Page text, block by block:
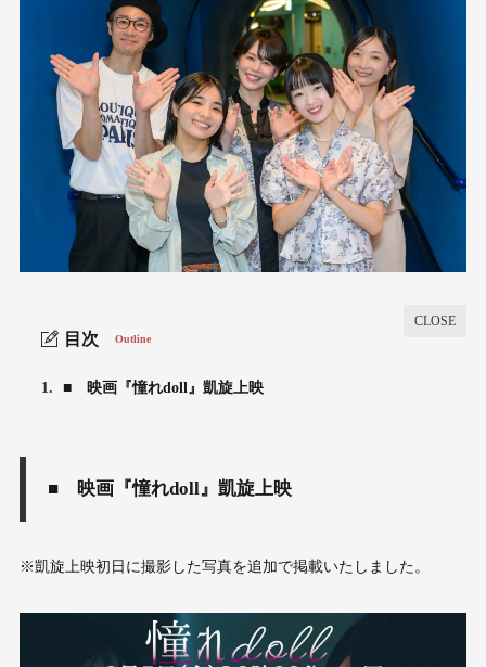
目次 Outline
1. ■ 映画『憧れdoll』凱旋上映
■ 映画『憧れdoll』凱旋上映
※凱旋上映初日に撮影した写真を追加で掲載いたしました。